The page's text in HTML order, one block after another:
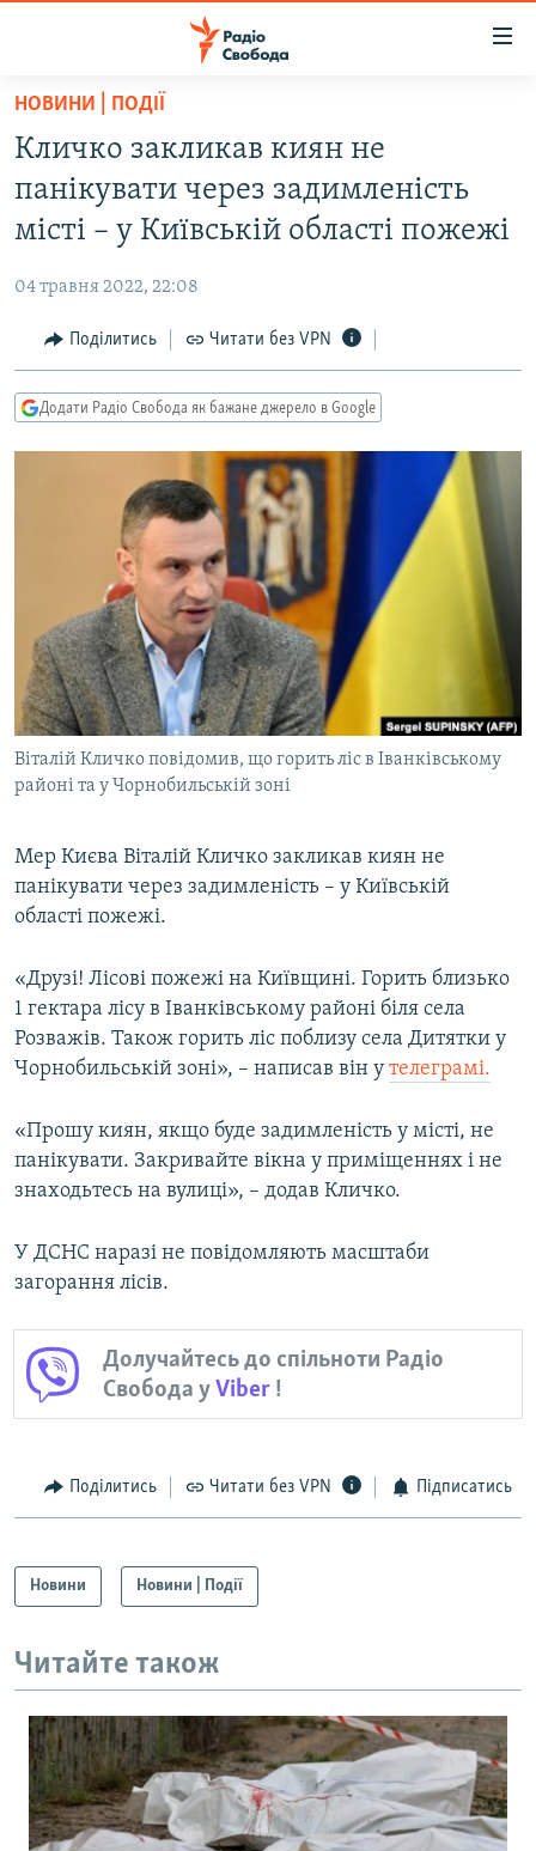
Перейти
основного
матеріалу
Перейти
до
основної
навігації
Перейти
до
пошуку
СТАТТІ
ЕКОНОМІКА
СУСПІЛЬСТВО
РОСІЙСЬКА «ФІЛЬТРАЦІЯ»
ДОНБАС.РЕАЛІЇ
ТИ ЯК?
КИТАЙ.ВИКЛИКИ
МУЛЬТИМЕДІА
СПЕЦПРОЄКТИ
ПОДКАСТИ
КРИМ РЕАЛІЇ
РУС
КТАТ
НОВИНИ | ПОДІЇ
Кличко закликав киян не
панікувати через задимленість
місті – у Київській області пожежі
04 травня 2022, 22:08
Поділитись Читати без VPN
Додати Радіо Свобода як бажане джерело в Google
Віталій Кличко повідомив, що горить ліс в Іванківському
районі та у Чорнобильській зоні
Мер Києва Віталій Кличко закликав киян не
панікувати через задимленість – у Київській
області пожежі.
«Друзі! Лісові пожежі на Київщині. Горить близько
1 гектара лісу в Іванківському районі біля села
Розважів. Також горить ліс поблизу села Дитятки у
Чорнобильській зоні», – написав він у телеграмі.
«Прошу киян, якщо буде задимленість у місті, не
панікувати. Закривайте вікна у приміщеннях і не
знаходьтесь на вулиці», – додав Кличко.
У ДСНС наразі не повідомляють масштаби
загорання лісів.
Долучайтесь до спільноти Радіо
Свобода уViber !
Поділитись Читати без VPN Підписатись
Новини Новини | Події
Читайте також